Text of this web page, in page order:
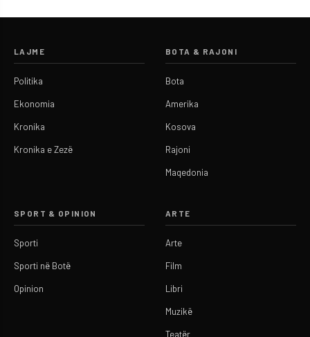
LAJME
Politika
Ekonomia
Kronika
Kronika e Zezë
BOTA & RAJONI
Bota
Amerika
Kosova
Rajoni
Maqedonia
SPORT & OPINION
Sporti
Sporti në Botë
Opinion
ARTE
Arte
Film
Libri
Muzikë
Teatër